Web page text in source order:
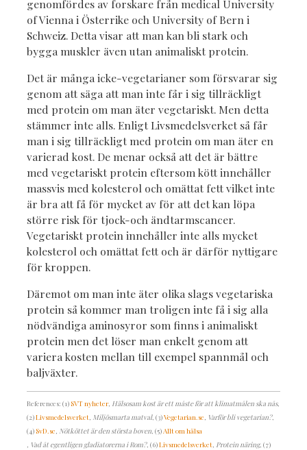
genomfördes av forskare från medical University
of Vienna i Österrike och University of Bern i
Schweiz. Detta visar att man kan bli stark och
bygga muskler även utan animaliskt protein.
Det är många icke-vegetarianer som försvarar sig
genom att säga att man inte får i sig tillräckligt
med protein om man äter vegetariskt. Men detta
stämmer inte alls. Enligt Livsmedelsverket så får
man i sig tillräckligt med protein om man äter en
varierad kost. De menar också att det är bättre
med vegetariskt protein eftersom kött innehåller
massvis med kolesterol och omättat fett vilket inte
är bra att få för mycket av för att det kan löpa
större risk för tjock-och ändtarmscancer.
Vegetariskt protein innehåller inte alls mycket
kolesterol och omättat fett och är därför nyttigare
för kroppen.
Däremot om man inte äter olika slags vegetariska
protein så kommer man troligen inte få i sig alla
nödvändiga aminosyror som finns i animaliskt
protein men det löser man enkelt genom att
variera kosten mellan till exempel spannmål och
baljväxter.
References: (1) SVT nyheter, Hälsosam kost är ett måste för att klimatmålen ska nås,
(2)Livsmedelsverket , Miljösmarta matval, (3)Vegetarian.se , Varför bli vegetarian?,
(4) SvD.se , Nötköttet är den största boven , (5)Allt om hälsa
, Vad åt egentligen gladiatorerna i Rom?, (6)Livsmedelsverket , Protein näring, (7)